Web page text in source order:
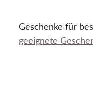
Geschenke für
geeignete